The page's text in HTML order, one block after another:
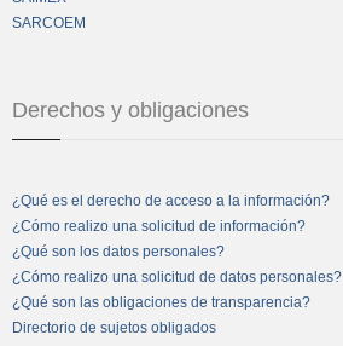
SARCOEM
Derechos y obligaciones
¿Qué es el derecho de acceso a la información?
¿Cómo realizo una solicitud de información?
¿Qué son los datos personales?
¿Cómo realizo una solicitud de datos personales?
¿Qué son las obligaciones de transparencia?
Directorio de sujetos obligados